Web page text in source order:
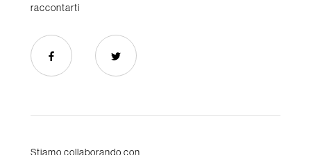
raccontarti
Stiamo collaborando con